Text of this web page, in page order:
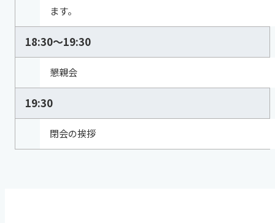
ます。
18:30～19:30
懇親会
19:30
閉会の挨拶